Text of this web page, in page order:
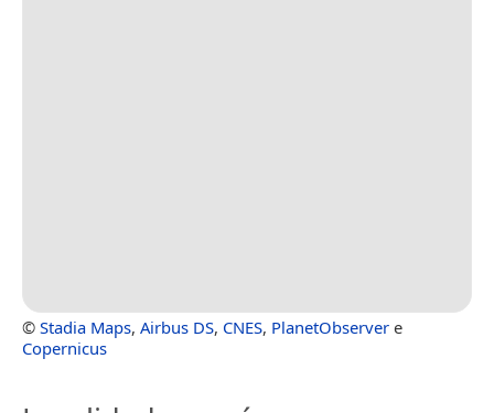
© Stadia Maps, Airbus DS, CNES, PlanetObserver e
Copernicus